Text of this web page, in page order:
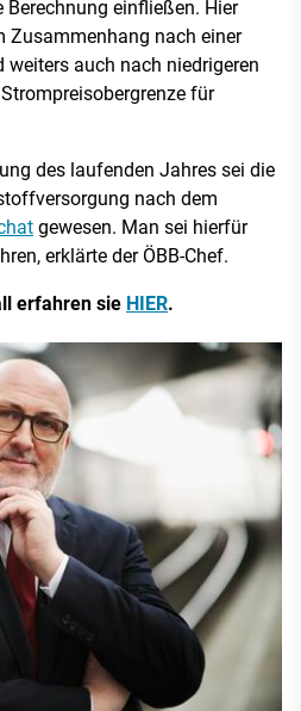
einfließen. Hier
Zusammenhang nach einer
auch nach niedrigeren
für
des laufenden Jahres sei die
nach dem
gewesen. Man sei hierfür
erklärte der ÖBB-Chef.
erfahren sie HIER.